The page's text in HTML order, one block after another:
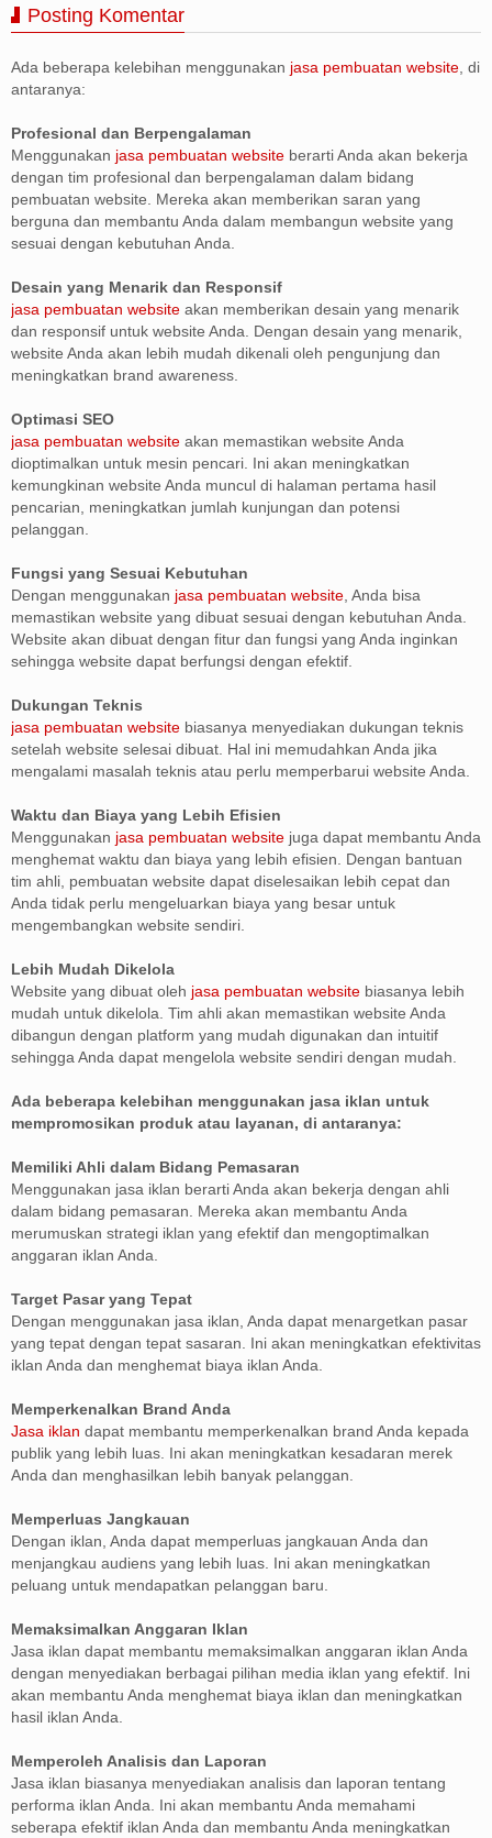
Posting Komentar
Ada beberapa kelebihan menggunakan jasa pembuatan website , di
antaranya:
Profesional dan Berpengalaman
Menggunakan jasa pembuatan website berarti Anda akan bekerja
dengan tim profesional dan berpengalaman dalam bidang
pembuatan website. Mereka akan memberikan saran yang
berguna dan membantu Anda dalam membangun website yang
sesuai dengan kebutuhan Anda.
Desain yang Menarik dan Responsif
jasa pembuatan website akan memberikan desain yang menarik
dan responsif untuk website Anda. Dengan desain yang menarik,
website Anda akan lebih mudah dikenali oleh pengunjung dan
meningkatkan brand awareness.
Optimasi SEO
jasa pembuatan website akan memastikan website Anda
dioptimalkan untuk mesin pencari. Ini akan meningkatkan
kemungkinan website Anda muncul di halaman pertama hasil
pencarian, meningkatkan jumlah kunjungan dan potensi
pelanggan.
Fungsi yang Sesuai Kebutuhan
Dengan menggunakan jasa pembuatan website , Anda bisa
memastikan website yang dibuat sesuai dengan kebutuhan Anda.
Website akan dibuat dengan fitur dan fungsi yang Anda inginkan
sehingga website dapat berfungsi dengan efektif.
Dukungan Teknis
jasa pembuatan website biasanya menyediakan dukungan teknis
setelah website selesai dibuat. Hal ini memudahkan Anda jika
mengalami masalah teknis atau perlu memperbarui website Anda.
Waktu dan Biaya yang Lebih Efisien
Menggunakan jasa pembuatan website juga dapat membantu Anda
menghemat waktu dan biaya yang lebih efisien. Dengan bantuan
tim ahli, pembuatan website dapat diselesaikan lebih cepat dan
Anda tidak perlu mengeluarkan biaya yang besar untuk
mengembangkan website sendiri.
Lebih Mudah Dikelola
Website yang dibuat oleh jasa pembuatan website biasanya lebih
mudah untuk dikelola. Tim ahli akan memastikan website Anda
dibangun dengan platform yang mudah digunakan dan intuitif
sehingga Anda dapat mengelola website sendiri dengan mudah.
Ada beberapa kelebihan menggunakan jasa iklan untuk
mempromosikan produk atau layanan, di antaranya:
Memiliki Ahli dalam Bidang Pemasaran
Menggunakan jasa iklan berarti Anda akan bekerja dengan ahli
dalam bidang pemasaran. Mereka akan membantu Anda
merumuskan strategi iklan yang efektif dan mengoptimalkan
anggaran iklan Anda.
Target Pasar yang Tepat
Dengan menggunakan jasa iklan, Anda dapat menargetkan pasar
yang tepat dengan tepat sasaran. Ini akan meningkatkan efektivitas
iklan Anda dan menghemat biaya iklan Anda.
Memperkenalkan Brand Anda
Jasa iklan dapat membantu memperkenalkan brand Anda kepada
publik yang lebih luas. Ini akan meningkatkan kesadaran merek
Anda dan menghasilkan lebih banyak pelanggan.
Memperluas Jangkauan
Dengan iklan, Anda dapat memperluas jangkauan Anda dan
menjangkau audiens yang lebih luas. Ini akan meningkatkan
peluang untuk mendapatkan pelanggan baru.
Memaksimalkan Anggaran Iklan
Jasa iklan dapat membantu memaksimalkan anggaran iklan Anda
dengan menyediakan berbagai pilihan media iklan yang efektif. Ini
akan membantu Anda menghemat biaya iklan dan meningkatkan
hasil iklan Anda.
Memperoleh Analisis dan Laporan
Jasa iklan biasanya menyediakan analisis dan laporan tentang
performa iklan Anda. Ini akan membantu Anda memahami
seberapa efektif iklan Anda dan membantu Anda meningkatkan